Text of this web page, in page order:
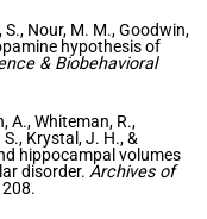
Nour, M. M., Goodwin,
hypothesis of
& Biobehavioral
A., Whiteman, R.,
S., Krystal, J. H., &
hippocampal volumes
disorder. Archives of